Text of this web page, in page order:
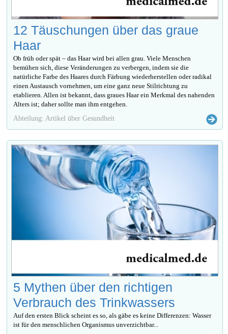
12 Täuschungen über das graue
Haar
Ob früh oder spät – das Haar wird bei allen grau. Viele Menschen
bemühen sich, diese Veränderungen zu verbergen, indem sie die
natürliche Farbe des Haares durch Färbung wiederherstellen oder radikal
einen Austausch vornehmen, um eine ganz neue Stilrichtung zu
etablieren. Allen ist bekannt, dass graues Haar ein Merkmal des nahenden
Alters ist; daher sollte man ihm entgehen.
Abteilung: Artikel über Gesundheit
5 Mythen über den richtigen
Verbrauch des Trinkwassers
Auf den ersten Blick scheint es so, als gäbe es keine Differenzen: Wasser
ist für den menschlichen Organismus unverzichtbar...